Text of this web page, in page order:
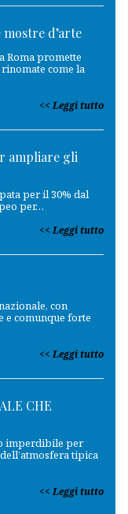
d’arte
Roma promette
come la
Leggi tutto
ampliare gli
per il 30% dal
per…
Leggi tutto
con
e comunque forte
Leggi tutto
CHE
imperdibile per
tipica
Leggi tutto